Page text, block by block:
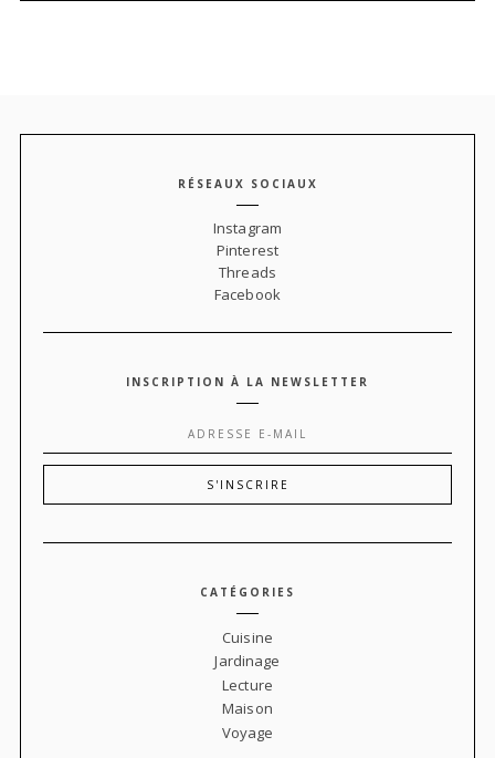
RÉSEAUX SOCIAUX
Instagram
Pinterest
Threads
Facebook
INSCRIPTION À LA NEWSLETTER
CATÉGORIES
Cuisine
Jardinage
Lecture
Maison
Voyage